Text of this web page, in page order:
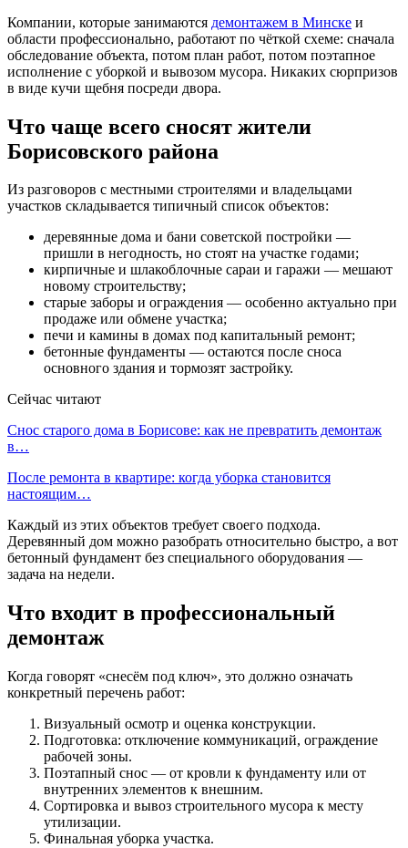
Компании, которые занимаются демонтажем в Минске и
области профессионально, работают по чёткой схеме: сначала
обследование объекта, потом план работ, потом поэтапное
исполнение с уборкой и вывозом мусора. Никаких сюрпризов
в виде кучи щебня посреди двора.
Что чаще всего сносят жители
Борисовского района
Из разговоров с местными строителями и владельцами
участков складывается типичный список объектов:
деревянные дома и бани советской постройки —
пришли в негодность, но стоят на участке годами;
кирпичные и шлакоблочные сараи и гаражи — мешают
новому строительству;
старые заборы и ограждения — особенно актуально при
продаже или обмене участка;
печи и камины в домах под капитальный ремонт;
бетонные фундаменты — остаются после сноса
основного здания и тормозят застройку.
Сейчас читают
Снос старого дома в Борисове: как не превратить демонтаж
в…
После ремонта в квартире: когда уборка становится
настоящим…
Каждый из этих объектов требует своего подхода.
Деревянный дом можно разобрать относительно быстро, а вот
бетонный фундамент без специального оборудования —
задача на недели.
Что входит в профессиональный
демонтаж
Когда говорят «снесём под ключ», это должно означать
конкретный перечень работ:
Визуальный осмотр и оценка конструкции.
Подготовка: отключение коммуникаций, ограждение
рабочей зоны.
Поэтапный снос — от кровли к фундаменту или от
внутренних элементов к внешним.
Сортировка и вывоз строительного мусора к месту
утилизации.
Финальная уборка участка.